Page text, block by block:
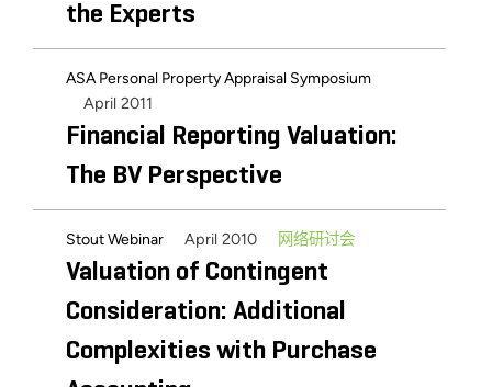
the Experts
ASA Personal Property Appraisal Symposium
April 2011
Financial Reporting Valuation:
The BV Perspective
Stout Webinar April 2010 网络研讨会
Valuation of Contingent
Consideration: Additional
Complexities with Purchase